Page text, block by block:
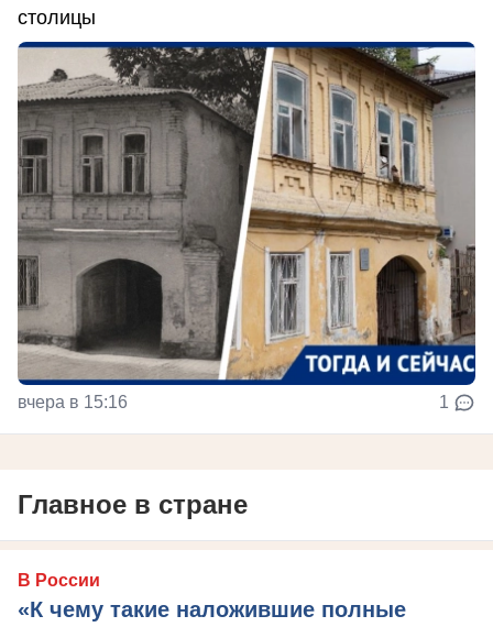
столицы
вчера в 15:16 1
Главное в стране
В России
«К чему такие наложившие полные